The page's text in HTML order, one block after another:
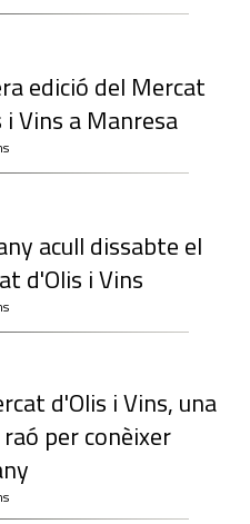
edició del Mercat
i Vins a Manresa
acull dissabte el
d'Olis i Vins
d'Olis i Vins, una
per conèixer